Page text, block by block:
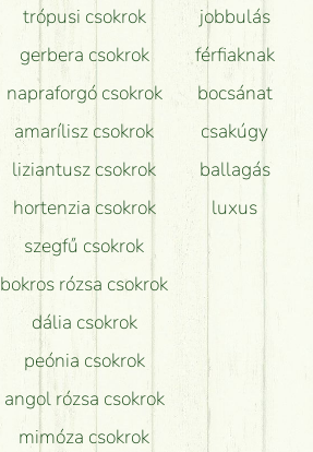
trópusi csokrok
gerbera csokrok
napraforgó csokrok
amarílisz csokrok
liziantusz csokrok
hortenzia csokrok
szegfű csokrok
bokros rózsa csokrok
dália csokrok
peónia csokrok
angol rózsa csokrok
mimóza csokrok
jobbulás
férfiaknak
bocsánat
csakúgy
ballagás
luxus